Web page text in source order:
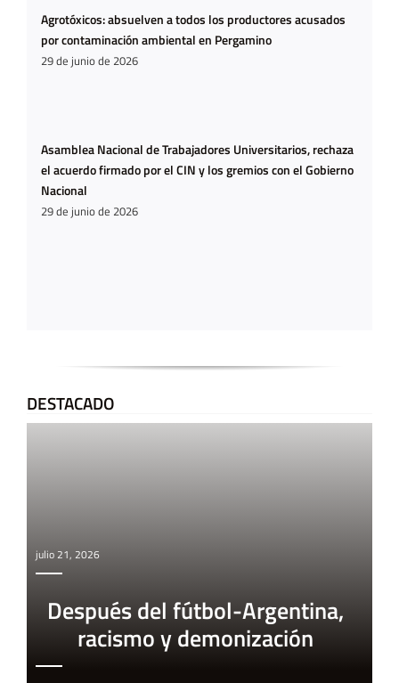
Agrotóxicos: absuelven a todos los productores acusados
por contaminación ambiental en Pergamino
29 de junio de 2026
Asamblea Nacional de Trabajadores Universitarios, rechaza
el acuerdo firmado por el CIN y los gremios con el Gobierno
Nacional
29 de junio de 2026
DESTACADO
julio 21, 2026
Después del fútbol-Argentina,
racismo y demonización